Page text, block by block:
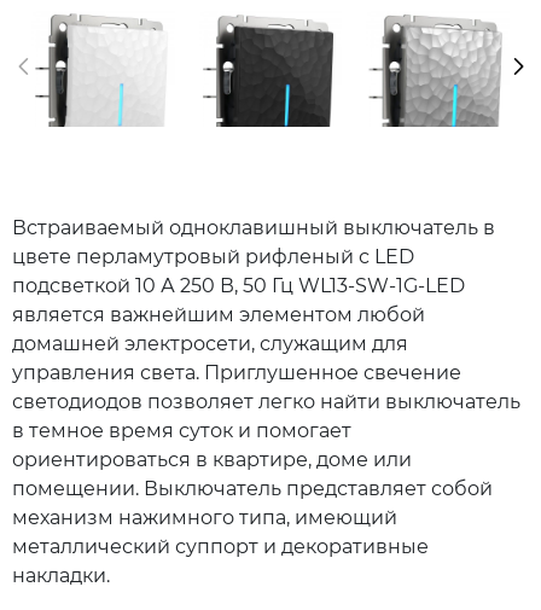
Встраиваемый одноклавишный выключатель в
цвете перламутровый рифленый с LED
подсветкой 10 А 250 В, 50 Гц WL13-SW-1G-LED
является важнейшим элементом любой
домашней электросети, служащим для
управления света. Приглушенное свечение
светодиодов позволяет легко найти выключатель
в темное время суток и помогает
ориентироваться в квартире, доме или
помещении. Выключатель представляет собой
механизм нажимного типа, имеющий
металлический суппорт и декоративные
накладки.